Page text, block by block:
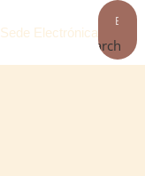
Sede Electrónica
Search